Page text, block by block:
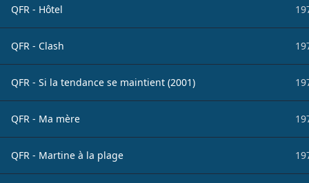
QFR - Hôtel
QFR - Clash
QFR - Si la tendance se maintient (2001)
QFR - Ma mère
QFR - Martine à la plage